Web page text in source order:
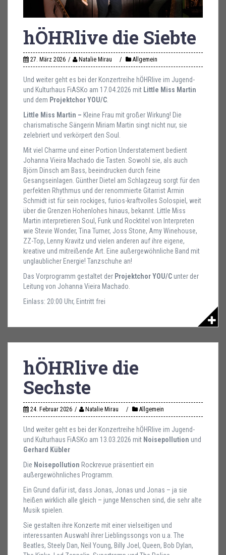
hÖHRlive die Siebte
27. März 2026 Natalie Mirau Allgemein
Und weiter geht es bei der Konzertreihe hÖHRlive im Jugend-
und Kulturhaus FiASKo am 17.04.2026 mit Little Miss Martin
und dem Projektchor YOU/C.
Little Miss Martin – Kleine Frau mit großer Wirkung! Die
charismatische Sängerin Miriam Martin singt nicht nur, sie
zelebriert und verkörpert den Soul.
Mit viel Charme und einer Portion Understatement bedient
Johanna Vieira Machado die Tasten. Sowohl sie, als auch
Björn Dinsch am Bass, beeindrucken durch feine
Gesangseinlagen. Günther Dietel am Schlagzeug sorgt für den
perfekten Rhythmus und der renommierte Gitarrist Armin
Schmidt ist für sein rockiges, furios-kraftvolles Solospiel, weit
über die Grenzen Hohenlohes hinaus, bekannt. Little Miss
Martin interpretieren Soul, Funk und Rocktitel von Interpreten
wie Stevie Wonder, Tina Turner, Joss Stone, Amy Winehouse,
ZZ-Top, Lenny Kravitz und vielen anderen auf ihre eigene,
kreative und mitreißende Art. Eine außergewöhnliche Band mit
unglaublicher Energie! Tanzschuhe an!
Das Vorprogramm gestaltet der Projektchor YOU/Cunter der
Leitung von Johanna Vieira Machado.
Einlass: 20:00 Uhr, Eintritt frei
hÖHRlive die
Sechste
24. Februar 2026 Natalie Mirau Allgemein
Und weiter geht es bei der Konzertreihe hÖHRlive im Jugend-
und Kulturhaus FiASKo am 13.03.2026 mit Noisepollution und
Gerhard Kübler
Die Noisepollution Rockrevue präsentiert ein
außergewöhnliches Programm.
Ein Grund dafür ist, dass Jonas, Jonas und Jonas – ja sie
heißen wirklich alle gleich – junge Menschen sind, die sehr alte
Musik spielen.
Sie gestalten ihre Konzerte mit einer vielseitigen und
interessanten Auswahl ihrer Lieblingssongs von u.a. The
Beatles, Steely Dan, Neil Young, Billy Joel, Queen, Bob Dylan,